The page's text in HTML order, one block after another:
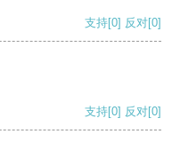
支持[0] 反对[0]
支持[0] 反对[0]